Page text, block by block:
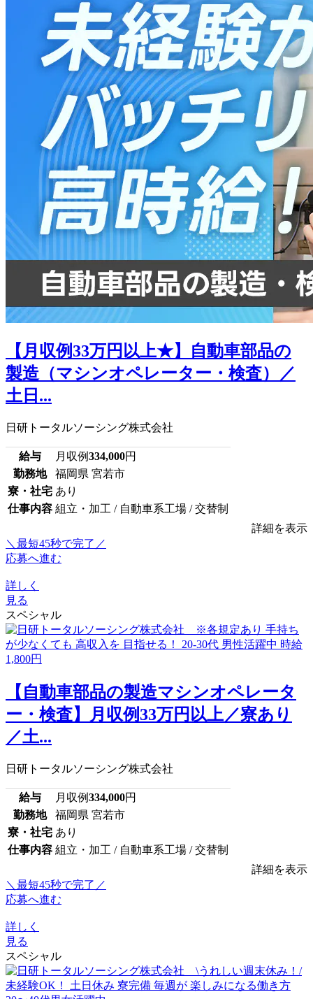
【月収例33万円以上★】自動車部品の
製造（マシンオペレーター・検査）／
土日...
日研トータルソーシング株式会社
給与 月収例334,000円
勤務地
福岡県 宮若市
寮・社宅 あり
仕事内容 組立・加工 / 自動車系工場 / 交替制
詳細を表示
＼最短45秒で完了／
応募へ進む
詳しく
見る
スペシャル
【自動車部品の製造マシンオペレータ
ー・検査】月収例33万円以上／寮あり
／土...
日研トータルソーシング株式会社
給与 月収例334,000円
勤務地
福岡県 宮若市
寮・社宅 あり
仕事内容 組立・加工 / 自動車系工場 / 交替制
詳細を表示
＼最短45秒で完了／
応募へ進む
詳しく
見る
スペシャル